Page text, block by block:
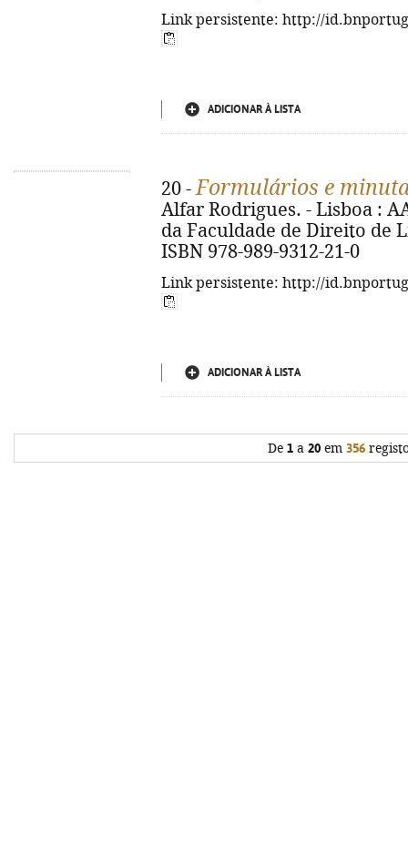
Link persistente: http://
ADICIONAR À LISTA
20 -Formulários e
Alfar Rodrigues. - Lisboa :
da Faculdade de Direito de
ISBN 978-989-9312-21-0
Link persistente: http://
ADICIONAR À LISTA
De 1 a 20 em 356